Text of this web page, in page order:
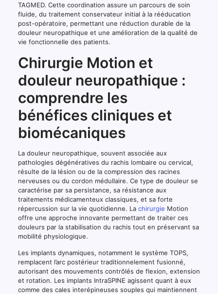
TAGMED. Cette coordination assure un parcours de soin
fluide, du traitement conservateur initial à la rééducation
post-opératoire, permettant une réduction durable de la
douleur neuropathique et une amélioration de la qualité de
vie fonctionnelle des patients.
Chirurgie Motion et
douleur neuropathique :
comprendre les
bénéfices cliniques et
biomécaniques
La douleur neuropathique, souvent associée aux
pathologies dégénératives du rachis lombaire ou cervical,
résulte de la lésion ou de la compression des racines
nerveuses ou du cordon médullaire. Ce type de douleur se
caractérise par sa persistance, sa résistance aux
traitements médicamenteux classiques, et sa forte
répercussion sur la vie quotidienne. La chirurgie Motion
offre une approche innovante permettant de traiter ces
douleurs par la stabilisation du rachis tout en préservant sa
mobilité physiologique.
Les implants dynamiques, notamment le système TOPS,
remplacent l’arc postérieur traditionnelement fusionné,
autorisant des mouvements contrôlés de flexion, extension
et rotation. Les implants IntraSPINE agissent quant à eux
comme des cales interépineuses souples qui maintiennent